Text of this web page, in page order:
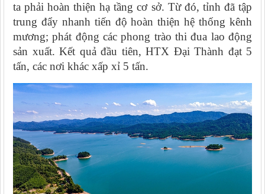
ta phải hoàn thiện hạ tầng cơ sở. Từ đó, tỉnh đã tập
trung đẩy nhanh tiến độ hoàn thiện hệ thống kênh
mương; phát động các phong trào thi đua lao động
sản xuất. Kết quả đầu tiên, HTX Đại Thành đạt 5
tấn, các nơi khác xấp xỉ 5 tấn.